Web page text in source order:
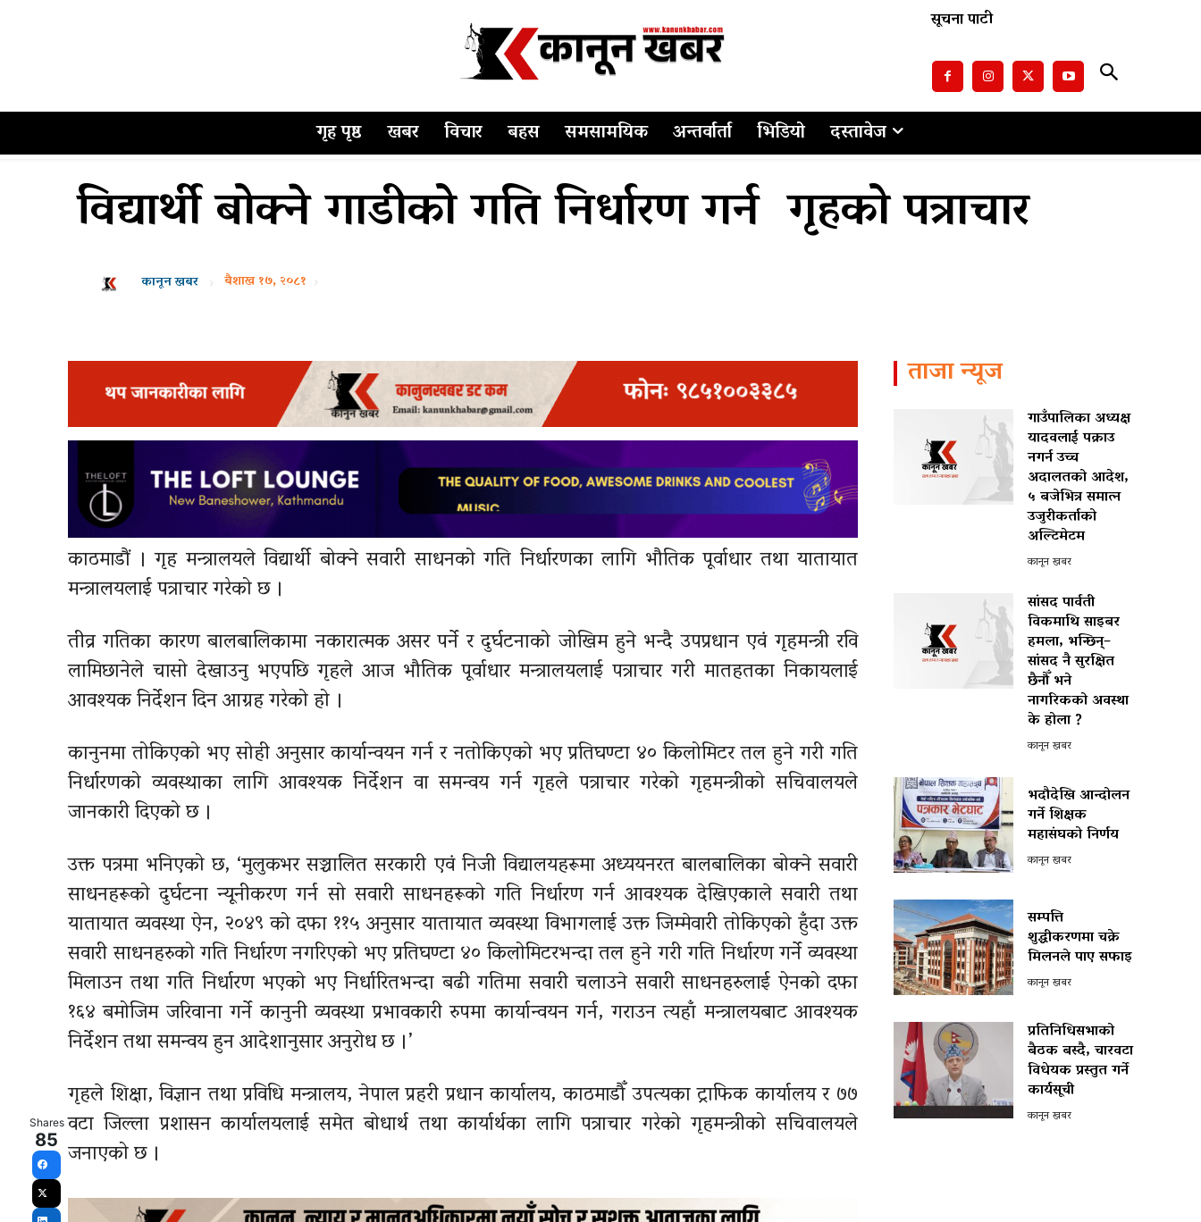
सूचना पाटी
गृह पृष्ठ खबर विचार बहस समसामयिक अन्तर्वार्ता भिडियो दस्तावेज
विद्यार्थी बोक्ने गाडीको गति निर्धारण गर्न गृहको पत्राचार
कानून खबर बैशाख १७, २०८१
काठमाडौं । गृह मन्त्रालयले विद्यार्थी बोक्ने सवारी साधनको गति निर्धारणका लागि भौतिक पूर्वाधार तथा यातायात
मन्त्रालयलाई पत्राचार गरेको छ ।
तीव्र गतिका कारण बालबालिकामा नकारात्मक असर पर्ने र दुर्घटनाको जोखिम हुने भन्दै उपप्रधान एवं गृहमन्त्री रवि
लामिछानेले चासो देखाउनु भएपछि गृहले आज भौतिक पूर्वाधार मन्त्रालयलाई पत्राचार गरी मातहतका निकायलाई
आवश्यक निर्देशन दिन आग्रह गरेको हो ।
कानुनमा तोकिएको भए सोही अनुसार कार्यान्वयन गर्न र नतोकिएको भए प्रतिघण्टा ४० किलोमिटर तल हुने गरी गति
निर्धारणको व्यवस्थाका लागि आवश्यक निर्देशन वा समन्वय गर्न गृहले पत्राचार गरेको गृहमन्त्रीको सचिवालयले
जानकारी दिएको छ ।
उक्त पत्रमा भनिएको छ, ‘मुलुकभर सञ्चालित सरकारी एवं निजीविद्यालयहरूमाअध्ययनरत बालबालिका बोक्ने सवारी
साधनहरूको दुर्घटना न्यूनीकरण गर्न सो सवारीसाधनहरूकोगति निर्धारण गर्न आवश्यक देखिएकाले सवारी तथा
यातायात व्यवस्था ऐन, २०४९ को दफा ११५ अनुसार यातायात व्यवस्था विभागलाई उक्त जिम्मेवारी तोकिएको हुँदा उक्त
सवारीसाधनहरुकोगति निर्धारण नगरिएको भए प्रतिघण्टा ४० किलोमिटरभन्दा तल हुने गरी गति निर्धारण गर्ने व्यवस्था
मिलाउन तथा गति निर्धारण भएको भए निर्धारितभन्दा बढी गतिमा सवारी चलाउने सवारीसाधनहरुलाईऐनको दफा
१६४ बमोजिम जरिवाना गर्ने कानुनी व्यवस्था प्रभावकारी रुपमा कार्यान्वयन गर्न, गराउन त्यहाँ मन्त्रालयबाट आवश्यक
निर्देशन तथा समन्वय हुन आदेशानुसार अनुरोध छ ।’
गृहले शिक्षा, विज्ञान तथा प्रविधि मन्त्रालय, नेपाल प्रहरी प्रधान कार्यालय, काठमाडौँ उपत्यका ट्राफिक कार्यालय र ७७
वटा जिल्ला प्रशासन कार्यालयलाई समेत बोधार्थ तथा कार्यार्थका लागि पत्राचार गरेको गृहमन्त्रीको सचिवालयले
जनाएको छ ।
ताजा न्यूज
गाउँपालिका अध्यक्ष
यादवलाई पक्राउ
नगर्न उच्च
अदालतको आदेश,
५ बजेभित्र समात्न
उजुरीकर्ताको
अल्टिमेटम
कानून खबर
सांसद पार्वती
विकमाथि साइबर
हमला, भन्छिन्–
सांसद नै सुरक्षित
छैनौँ भने
नागरिकको अवस्था
के होला ?
कानून खबर
भदौदेखि आन्दोलन
गर्ने शिक्षक
महासंघको निर्णय
कानून खबर
सम्पत्ति
शुद्धीकरणमा चक्रे
मिलनले पाए सफाइ
कानून खबर
प्रतिनिधिसभाको
बैठक बस्दै, चारवटा
विधेयक प्रस्तुत गर्ने
कार्यसूची
कानून खबर
Shares
85
Facebook
X